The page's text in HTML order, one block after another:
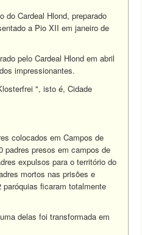
do Cardeal Hlond, preparado
a Pio XII em janeiro de
pelo Cardeal Hlond em abril
impressionantes.
", isto é, Cidade
colocados em Campos de
padres presos em campos de
expulsos para o território do
mortos nas prisões e
ficaram totalmente
delas foi transformada em